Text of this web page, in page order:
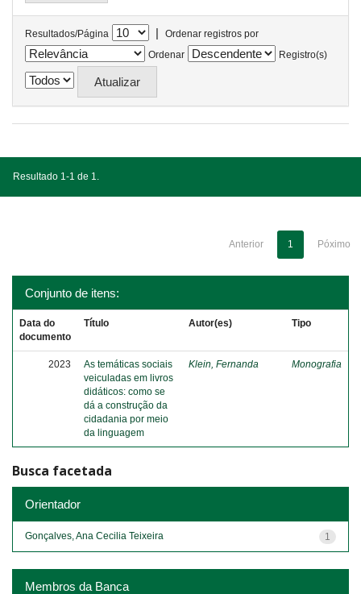
Resultados/Página |
Ordenar registros por
Ordenar
Registro(s)
Resultado 1-1 de 1.
Anterior 1 Póximo
Conjunto de itens:
Data do
documento
Título Autor(es) Tipo
2023
As temáticas sociais
veiculadas em livros
didáticos: como se
dá a construção da
cidadania por meio
da linguagem
Klein, Fernanda Monografia
Busca facetada
Orientador
1
Gonçalves, Ana Cecilia Teixeira
Membros da Banca